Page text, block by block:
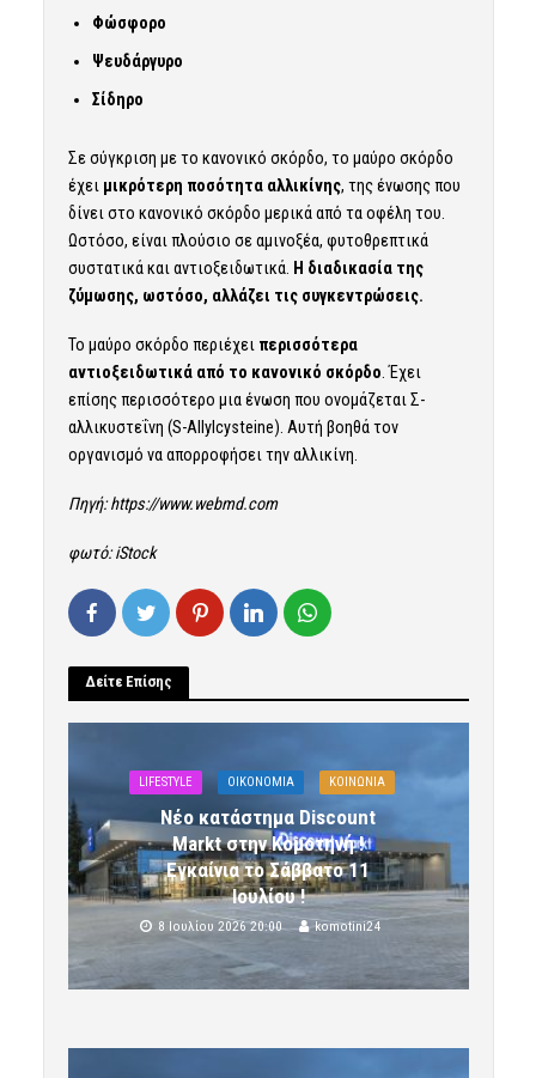
Φώσφορο
Ψευδάργυρο
Σίδηρο
Σε σύγκριση με το κανονικό σκόρδο, το μαύρο σκόρδο
έχει μικρότερη ποσότητα αλλικίνης, της ένωσης που
δίνει στο κανονικό σκόρδο μερικά από τα οφέλη του.
Ωστόσο, είναι πλούσιο σε αμινοξέα, φυτοθρεπτικά
συστατικά και αντιοξειδωτικά. Η διαδικασία της
ζύμωσης, ωστόσο, αλλάζει τις συγκεντρώσεις.
Το μαύρο σκόρδο περιέχει περισσότερα
αντιοξειδωτικά από το κανονικό σκόρδο. Έχει
επίσης περισσότερο μια ένωση που ονομάζεται Σ-
αλλικυστεΐνη (S-Allylcysteine). Αυτή βοηθά τον
οργανισμό να απορροφήσει την αλλικίνη.
Πηγή:https://www.webmd.com
φωτό: iStock
Δείτε Επίσης
LIFESTYLE OIKONOMIA ΚΟΙΝΩΝΙΑ
Νέο κατάστημα Discount
Markt στην Κομοτηνή !
Εγκαίνια το Σάββατο 11
Ιουλίου !
8 Ιουλίου 2026 20:00 komotini24